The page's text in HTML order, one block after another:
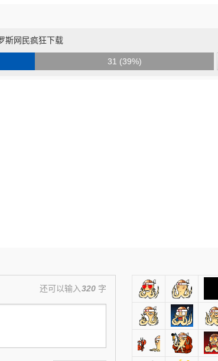
斯网民疯狂下载
31 (39%)
还可以输入320 字